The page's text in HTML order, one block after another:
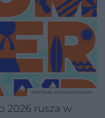
2026 rusza w
MATERIAŁ SPONSOROWANY